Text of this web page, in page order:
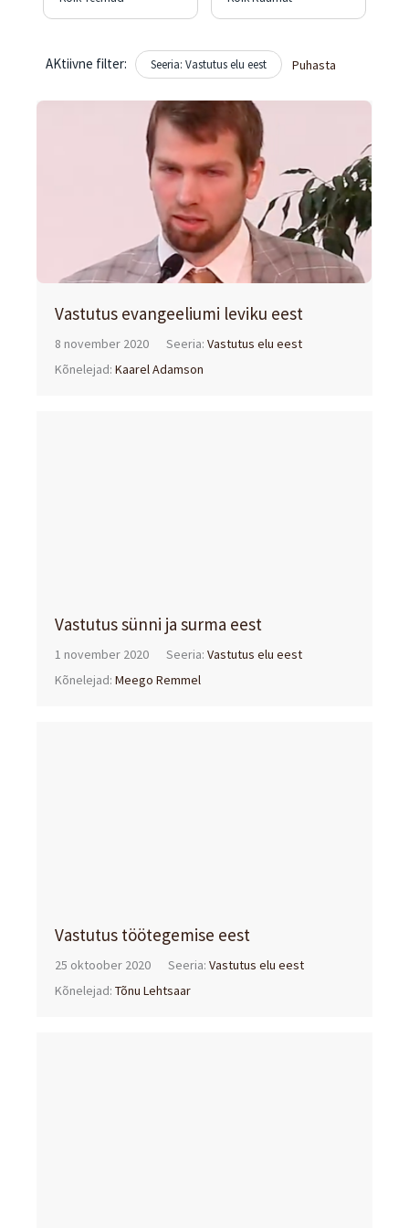
AKtiivne filter: Seeria: Vastutus elu eest Puhasta
Vastutus evangeeliumi leviku eest
8 november 2020 Seeria:Vastutus elu eest
Kõnelejad:Kaarel Adamson
Vastutus sünni ja surma eest
1 november 2020 Seeria:Vastutus elu eest
Kõnelejad:Meego Remmel
Vastutus töötegemise eest
25 oktoober 2020 Seeria:Vastutus elu eest
Kõnelejad:Tõnu Lehtsaar